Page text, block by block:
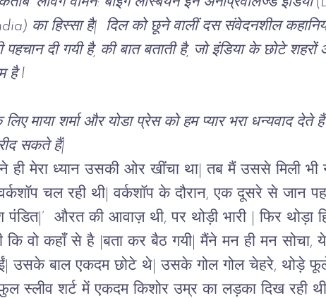
का हिस्सा है|  दिल को छूने वालीं दस संवेदनशील
दी गयी है, की बात बताती है, जो इंडिया के छोटे
है l
माया शर्मा और योडा प्रेस को हम प्यार भरा धन्यवाद
सकते हैं|
मेरा ध्यान उसकी ओर खींचा था| तब मैं उससे मिली भी
चल रही थी| वर्कशॉप के दौरान, एक दूसरे से जान
पंडित|’  औरत की आवाज़ थी, पर थोड़ी भारी | फिर
वो कहाँ से है |बता कर बैठ गयी| मैंने मन ही मन सोचा, ये
उसके बाल एकदम छोटे थे| उसके गोल गोल चेहरे, थोड़े
शर्ट में एकदम किशोर उम्र का लड़का दिख रही